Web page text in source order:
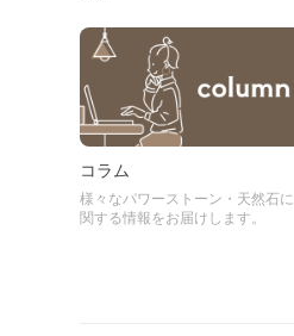
コラム
様々なパワーストーン・天然石に
関する情報をお届けします。